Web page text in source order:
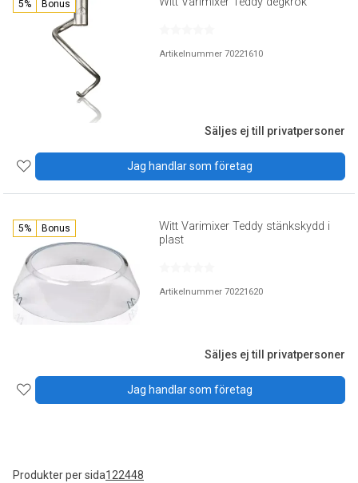
5% Bonus
Artikelnummer 70221610
Säljes ej till privatpersoner
Jag handlar som företag
5% Bonus
Witt Varimixer Teddy stänkskydd i
plast
Artikelnummer 70221620
Säljes ej till privatpersoner
Jag handlar som företag
Produkter per sida122448